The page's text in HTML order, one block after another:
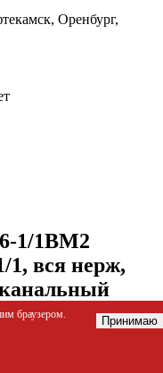
Оренбург,
1/1ВМ2
вся нерж,
канальный
браузером.
Принимаю